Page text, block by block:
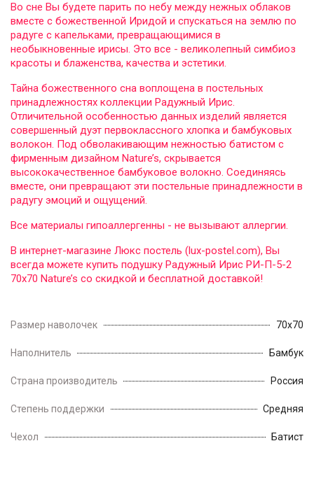
Во сне Вы будете парить по небу между нежных облаков
вместе с божественной Иридой и спускаться на землю по
радуге с капельками, превращающимися в
необыкновенные ирисы. Это все - великолепный симбиоз
красоты и блаженства, качества и эстетики.
Тайна божественного сна воплощена в постельных
принадлежностях коллекции Радужный Ирис.
Отличительной особенностью данных изделий является
совершенный дуэт первоклассного хлопка и бамбуковых
волокон. Под обволакивающим нежностью батистом с
фирменным дизайном Nature’s, скрывается
высококачественное бамбуковое волокно. Соединяясь
вместе, они превращают эти постельные принадлежности в
радугу эмоций и ощущений.
Все материалы гипоаллергенны - не вызывают аллергии.
В интернет-магазине Люкс постель (lux-postel.com), Вы
всегда можете купить подушку Радужный Ирис РИ-П-5-2
70x70 Nature’s со скидкой и бесплатной доставкой!
Размер наволочек 70x70
Наполнитель Бамбук
Страна производитель Россия
Степень поддержки Средняя
Чехол Батист